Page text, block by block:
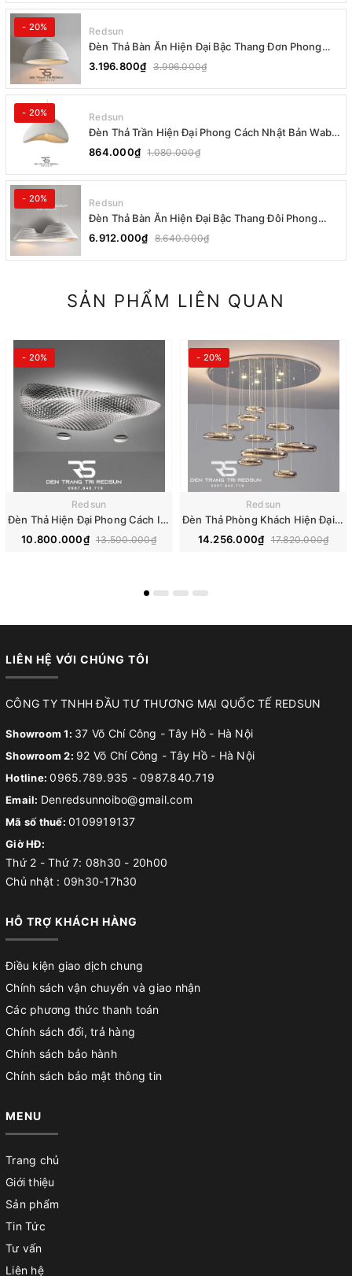
- 20% Redsun
Đèn Thả Bàn Ăn Hiện Đại Bậc Thang Đơn Phong
Cách Nhật Bản Wabi-sabi DC-T078B
3.196.800₫ 3.996.000₫
- 20% Redsun
Đèn Thả Trần Hiện Đại Phong Cách Nhật Bản Wabi-
sabi CDT-T036 Dáng A
864.000₫ 1.080.000₫
- 20% Redsun
Đèn Thả Bàn Ăn Hiện Đại Bậc Thang Đôi Phong
Cách Nhật Bản Wabi-sabi DC-T078A
6.912.000₫ 8.640.000₫
SẢN PHẨM LIÊN QUAN
- 20%
Redsun
Đèn Thả Hiện Đại Phong Cách Italia Lắp Phòng Khách, Phòng Ăn, Nhà Hàng DC-T081
10.800.000₫ 13.500.000₫
- 20%
Redsun
Đèn Thả Phòng Khách Hiện Đại Thuỷ Tinh Giọt Nước Đen Phong Cách Italia DC-T080
14.256.000₫ 17.820.000₫
LIÊN HỆ VỚI CHÚNG TÔI
CÔNG TY TNHH ĐẦU TƯ THƯƠNG MẠI QUỐC TẾ REDSUN
Showroom 1: 37 Võ Chí Công - Tây Hồ - Hà Nội
Showroom 2: 92 Võ Chí Công - Tây Hồ - Hà Nội
Hotline:0965.789.935 - 0987.840.719
Email: Denredsunnoibo@gmail.com
Mã số thuế: 0109919137
Giờ HĐ:
Thứ 2 - Thứ 7: 08h30 - 20h00
Chủ nhật : 09h30-17h30
HỖ TRỢ KHÁCH HÀNG
Điều kiện giao dịch chung
Chính sách vận chuyển và giao nhận
Các phương thức thanh toán
Chính sách đổi, trả hàng
Chính sách bảo hành
Chính sách bảo mật thông tin
MENU
Trang chủ
Giới thiệu
Sản phẩm
Tin Tức
Tư vấn
Liên hệ